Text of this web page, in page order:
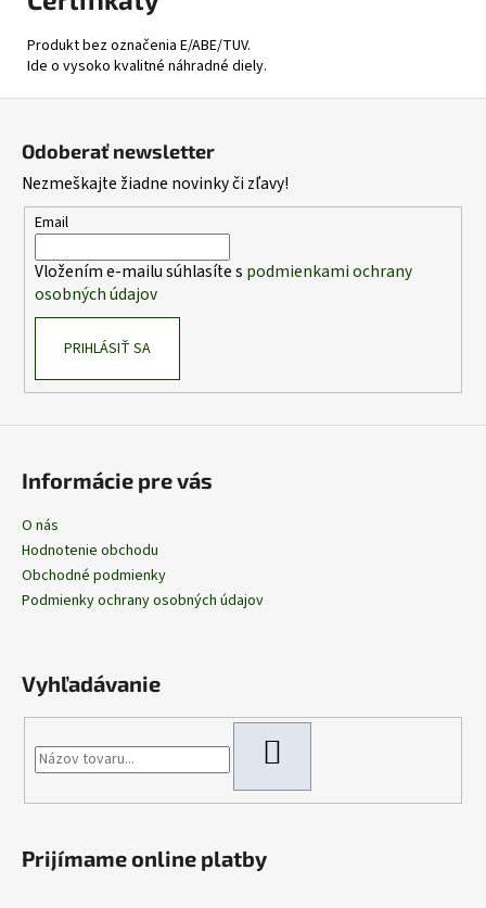
Produkt bez označenia E/ABE/TUV.
Ide o vysoko kvalitné náhradné diely.
Odoberať newsletter
Nezmeškajte žiadne novinky či zľavy!
Email
Vložením e-mailu súhlasíte s podmienkami ochrany
osobných údajov
PRIHLÁSIŤ SA
Informácie pre vás
O nás
Hodnotenie obchodu
Obchodné podmienky
Podmienky ochrany osobných údajov
Vyhľadávanie
Prijímame online platby